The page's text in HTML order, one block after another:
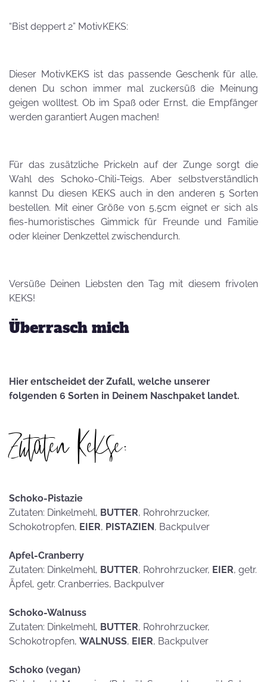
“Bist deppert 2” MotivKEKS:
Dieser MotivKEKS ist das passende Geschenk für alle,
denen Du schon immer mal zuckersüß die Meinung
geigen wolltest. Ob im Spaß oder Ernst, die Empfänger
werden garantiert Augen machen!
Für das zusätzliche Prickeln auf der Zunge sorgt die
Wahl des Schoko-Chili-Teigs. Aber selbstverständlich
kannst Du diesen KEKS auch in den anderen 5 Sorten
bestellen. Mit einer Größe von 5,5cm eignet er sich als
fies-humoristisches Gimmick für Freunde und Familie
oder kleiner Denkzettel zwischendurch.
Versüße Deinen Liebsten den Tag mit diesem frivolen
KEKS!
Überrasch mich
Hier entscheidet der Zufall, welche unserer
folgenden 6 Sorten in Deinem Naschpaket landet.
Zutaten Kekse:
Schoko-Pistazie
Zutaten: Dinkelmehl, BUTTER, Rohrohrzucker,
Schokotropfen, EIER, PISTAZIEN, Backpulver
Apfel-Cranberry
Zutaten: Dinkelmehl, BUTTER, Rohrohrzucker, EIER, getr.
Äpfel, getr. Cranberries, Backpulver
Schoko-Walnuss
Zutaten: Dinkelmehl, BUTTER, Rohrohrzucker,
Schokotropfen, WALNUSS, EIER, Backpulver
Schoko (vegan)